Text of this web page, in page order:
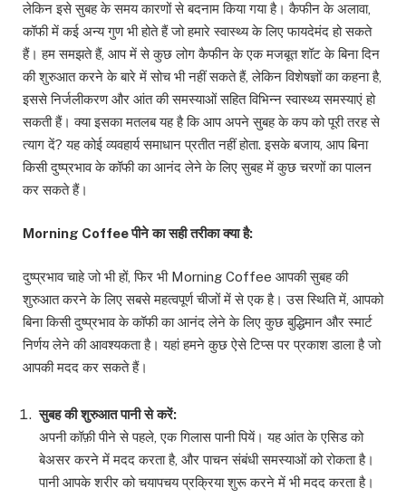
लेकिन इसे सुबह के समय कारणों से बदनाम किया गया है। कैफीन के अलावा,
कॉफी में कई अन्य गुण भी होते हैं जो हमारे स्वास्थ्य के लिए फायदेमंद हो सकते
हैं। हम समझते हैं, आप में से कुछ लोग कैफीन के एक मजबूत शॉट के बिना दिन
की शुरुआत करने के बारे में सोच भी नहीं सकते हैं, लेकिन विशेषज्ञों का कहना है,
इससे निर्जलीकरण और आंत की समस्याओं सहित विभिन्न स्वास्थ्य समस्याएं हो
सकती हैं। क्या इसका मतलब यह है कि आप अपने सुबह के कप को पूरी तरह से
त्याग दें? यह कोई व्यवहार्य समाधान प्रतीत नहीं होता. इसके बजाय, आप बिना
किसी दुष्प्रभाव के कॉफी का आनंद लेने के लिए सुबह में कुछ चरणों का पालन
कर सकते हैं।
Morning Coffeeपीने का सही तरीका क्या है:
दुष्प्रभाव चाहे जो भी हों, फिर भी Morning Coffee आपकी सुबह की
शुरुआत करने के लिए सबसे महत्वपूर्ण चीजों में से एक है। उस स्थिति में, आपको
बिना किसी दुष्प्रभाव के कॉफी का आनंद लेने के लिए कुछ बुद्धिमान और स्मार्ट
निर्णय लेने की आवश्यकता है। यहां हमने कुछ ऐसे टिप्स पर प्रकाश डाला है जो
आपकी मदद कर सकते हैं।
सुबह की शुरुआत पानी से करें:
अपनी कॉफ़ी पीने से पहले, एक गिलास पानी पियें। यह आंत के एसिड को
बेअसर करने में मदद करता है, और पाचन संबंधी समस्याओं को रोकता है।
पानी आपके शरीर को चयापचय प्रक्रिया शुरू करने में भी मदद करता है।